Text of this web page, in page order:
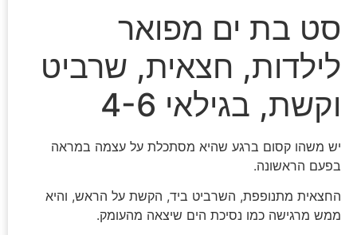
סט בת ים מפואר
לילדות, חצאית, שרביט
וקשת, בגילאי 4-6
יש משהו קסום ברגע שהיא מסתכלת על עצמה במראה
בפעם הראשונה.
החצאית מתנופפת, השרביט ביד, הקשת על הראש, והיא
ממש מרגישה כמו נסיכת הים שיצאה מהעומק.